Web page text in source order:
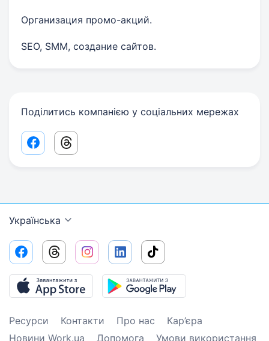
Организация промо-акций.
SEO, SMM, создание сайтов.
Поділитись компанією у соціальних мережах
Facebook share link
Threads share link
Українська
Ресурси Контакти Про нас
Кар’єра
Новини Work.ua
Допомога Умови використання